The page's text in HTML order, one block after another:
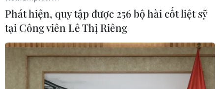
Ông Ancelotti toan tính gì cho trận "chung
kết" lượt đi Bundesliga?
21/12/2016 00:03
Khi được hỏi về đội hình và phong độ của Bayern khi
Phát hiện, quy tập được 256 bộ hài cốt liệt sỹ
tại Công viên Lê Thị Riêng